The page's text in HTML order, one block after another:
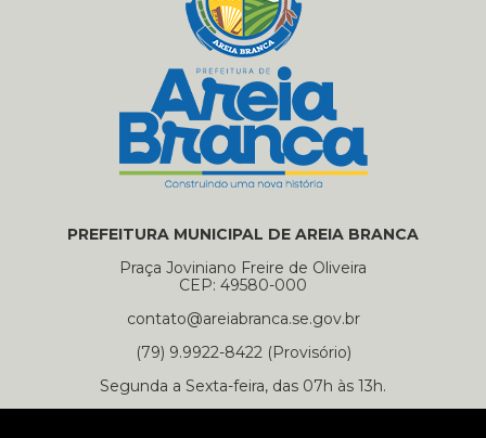
PREFEITURA MUNICIPAL DE AREIA BRANCA
Praça Joviniano Freire de Oliveira
CEP: 49580-000
contato@areiabranca.se.gov.br
(79) 9.9922-8422 (Provisório)
Segunda a Sexta-feira, das 07h às 13h.